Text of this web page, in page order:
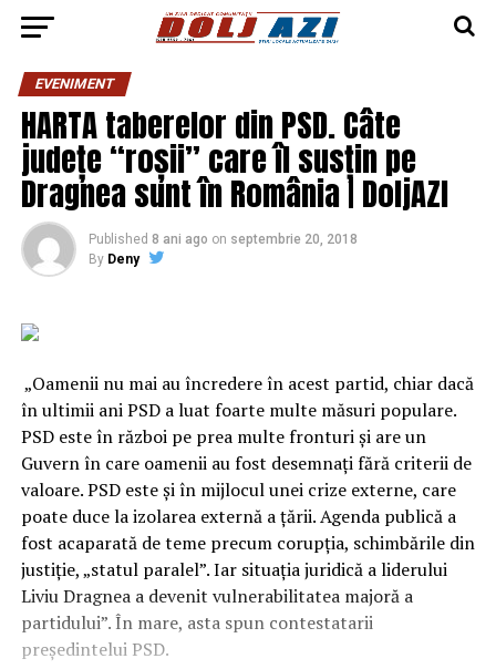
EVENIMENT
HARTA taberelor din PSD. Câte
județe “roșii” care îl susțin pe
Dragnea sunt în România | DoljAZI
Published 8 ani ago on septembrie 20, 2018
By Deny
„Oamenii nu mai au încredere în acest partid, chiar dacă
în ultimii ani PSD a luat foarte multe măsuri populare.
PSD este în război pe prea multe fronturi şi are un
Guvern în care oamenii au fost desemnaţi fără criterii de
valoare. PSD este şi în mijlocul unei crize externe, care
poate duce la izolarea externă a ţării. Agenda publică a
fost acaparată de teme precum corupţia, schimbările din
justiţie, „statul paralel”.Iar situaţia juridică a liderului
Liviu Dragnea a devenit vulnerabilitatea majoră a
partidului”. În mare, asta spun contestatarii
preşedintelui PSD.